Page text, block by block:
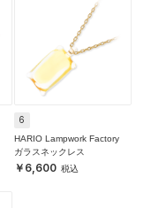
6
HARIO Lampwork Factory
ガラスネックレス
6,600